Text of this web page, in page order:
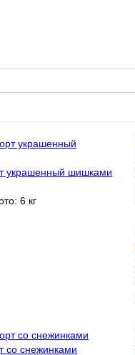
украшенный шишками
6 кг
со снежинками